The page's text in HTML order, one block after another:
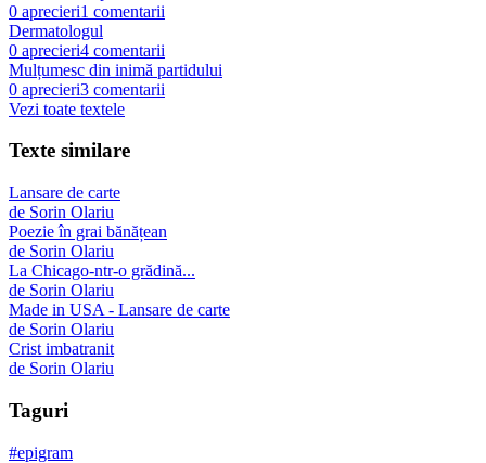
0 aprecieri1 comentarii
Dermatologul
0 aprecieri4 comentarii
Mulțumesc din inimă partidului
0 aprecieri3 comentarii
Vezi toate textele
Texte similare
Lansare de carte
de Sorin Olariu
Poezie în grai bănățean
de Sorin Olariu
La Chicago-ntr-o grădină...
de Sorin Olariu
Made in USA - Lansare de carte
de Sorin Olariu
Crist imbatranit
de Sorin Olariu
Taguri
#epigram